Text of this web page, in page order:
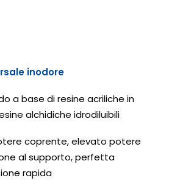
inodore
a base di resine acriliche in
alchidiche idrodiluibili
coprente, elevato potere
al supporto, perfetta
rapida